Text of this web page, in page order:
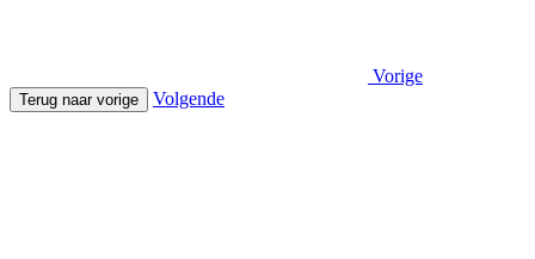
Vorige
Terug naar vorige Volgende